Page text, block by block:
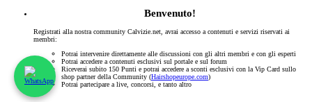
Benvenuto!
Registrati alla nostra community Calvizie.net, avrai accesso a contenuti e servizi riservati ai
membri:
Potrai intervenire direttamente alle discussioni con gli altri membri e con gli esperti
Potrai accedere a contenuti esclusivi sul portale e sul forum
Riceverai subito 150 Punti e potrai accedere a sconti esclusivi con la Vip Card sullo
shop partner della Community (Hairshopeurope.com)
Potrai partecipare a live, concorsi, e tanto altro